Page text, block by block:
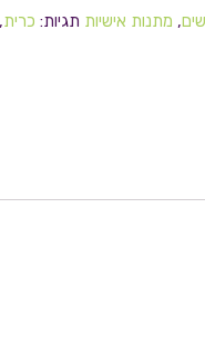
, מתנות אישיות תגיות: כרית,